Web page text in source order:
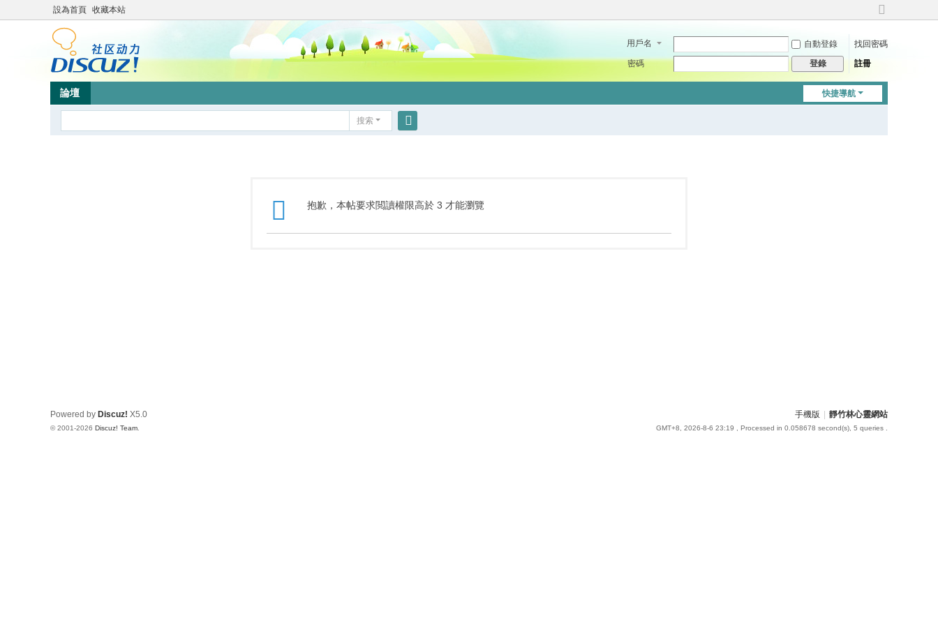
設為首頁 收藏本站
切
到
用戶名 自動登錄
找回密碼
密碼
登錄 註冊
快捷導航
論壇
搜索
抱歉，本帖要求閲讀權限高於 3 才能瀏覽
手機版 靜竹林心靈網站
GMT+8, 2026-8-6 23:19 , Processed in 0.058678 second(s), 5 queries .
Powered by Discuz! X5.0
© 2001-2026 Discuz! Team